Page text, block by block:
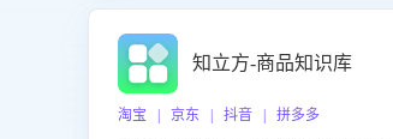
知立方-商品知识库
淘宝 | 京东 | 抖音 | 拼多多